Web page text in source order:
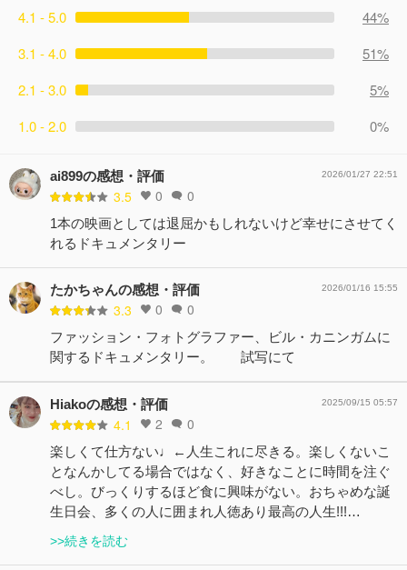
4.1 - 5.0
44%
3.1 - 4.0
51%
2.1 - 3.0
5%
1.0 - 2.0
0%
ai899の感想・評価
3.5 0 0
2026/01/27 22:51
1本の映画としては退屈かもしれないけど幸せにさせてく
れるドキュメンタリー
たかちゃんの感想・評価
3.3 0 0
2026/01/16 15:55
ファッション・フォトグラファー、ビル・カニンガムに
関するドキュメンタリー。 試写にて
Hiakoの感想・評価
4.1 2 0
2025/09/15 05:57
楽しくて仕方ない♩←人生これに尽きる。楽しくないこ
となんかしてる場合ではなく、好きなことに時間を注ぐ
べし。びっくりするほど食に興味がない。おちゃめな誕
生日会、多くの人に囲まれ人徳あり最高の人生!!!…
>>続きを読む